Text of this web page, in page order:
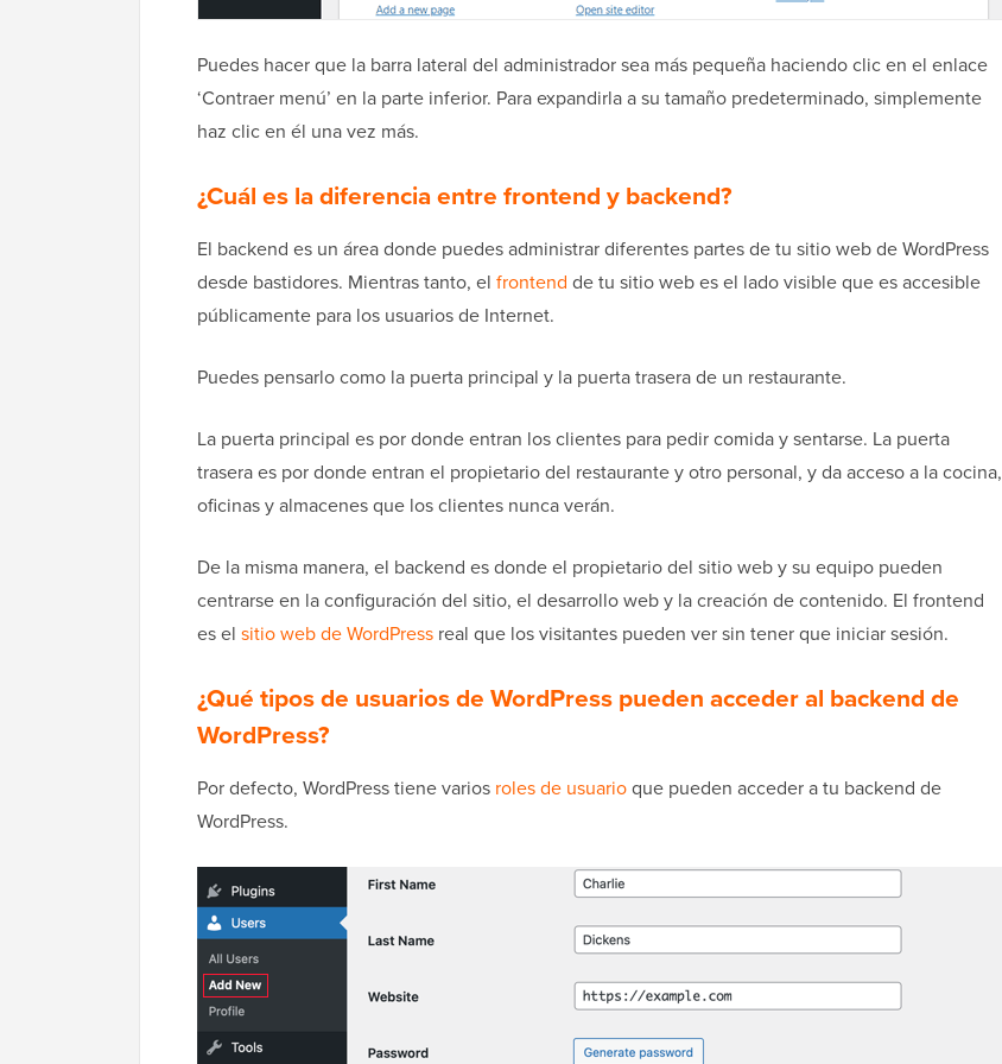
Puedes hacer que la barra lateral del administrador sea más pequeña haciendo clic en el enlace
‘Contraer menú’ en la parte inferior. Para expandirla a su tamaño predeterminado, simplemente
haz clic en él una vez más.
¿Cuál es la diferencia entre frontend y backend?
El backend es un área donde puedes administrar diferentes partes de tu sitio web de WordPress
desde bastidores. Mientras tanto, el frontend de tu sitio web es el lado visible que es accesible
públicamente para los usuarios de Internet.
Puedes pensarlo como la puerta principal y la puerta trasera de un restaurante.
La puerta principal es por donde entran los clientes para pedir comida y sentarse. La puerta
trasera es por donde entran el propietario del restaurante y otro personal, y da acceso a la cocina,
oficinas y almacenes que los clientes nunca verán.
De la misma manera, el backend es donde el propietario del sitio web y su equipo pueden
centrarse en la configuración del sitio, el desarrollo web y la creación de contenido. El frontend
es el sitio web de WordPress real que los visitantes pueden ver sin tener que iniciar sesión.
¿Qué tipos de usuarios de WordPress pueden acceder al backend de
WordPress?
Por defecto, WordPress tiene varios roles de usuarioque pueden acceder a tu backend de
WordPress.